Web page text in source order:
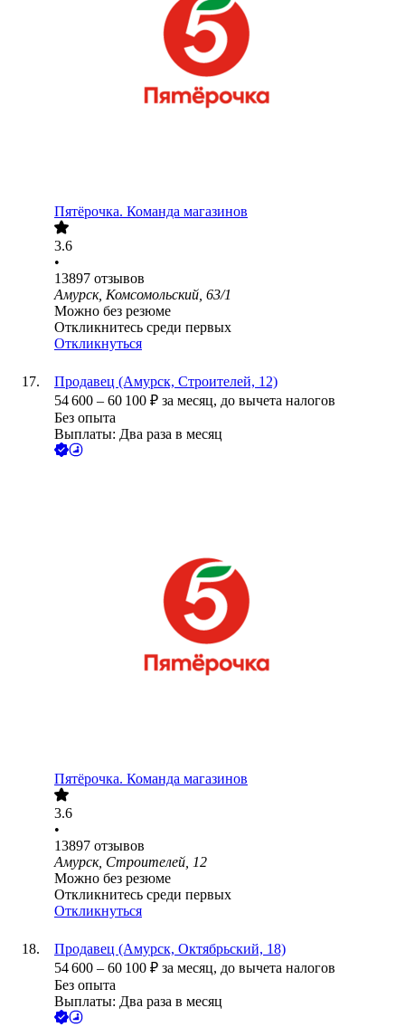
Пятёрочка. Команда магазинов
3.6
•
13897 отзывов
Амурск, Комсомольский, 63/1
Можно без резюме
Откликнитесь среди первых
Откликнуться
Продавец (Амурск, Строителей, 12)
54 600 – 60 100 ₽ за месяц, до вычета налогов
Без опыта
Выплаты: Два раза в месяц
Пятёрочка. Команда магазинов
3.6
•
13897 отзывов
Амурск, Строителей, 12
Можно без резюме
Откликнитесь среди первых
Откликнуться
Продавец (Амурск, Октябрьский, 18)
54 600 – 60 100 ₽ за месяц, до вычета налогов
Без опыта
Выплаты: Два раза в месяц